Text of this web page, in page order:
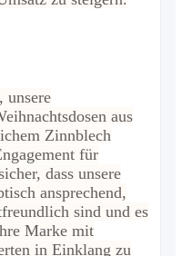
unsere
aus
Zinnblech
für
dass unsere
ansprechend,
sind und es
Marke mit
in Einklang zu